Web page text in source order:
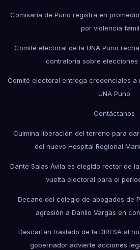
Comisaría de Puno registra en
por violencia
Comité electoral de la UNA Puno
contraloría sobre elecciones
Comité electoral entrega credenciales a
UNA Puno
Contáctanos
Culmina liberación del terreno para
del nuevo Hospital Regional
Dante Salas Ávila es elegido rector de
vuelta electoral para el
Decano del colegio de abogados de
agresión a Danilo Vargas en
Descartan traslado de la DIRESA al
gobernador advierte acciones